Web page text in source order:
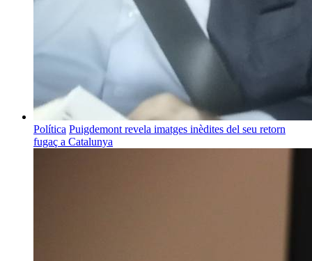
Política Puigdemont revela imatges inèdites del seu retorn
fugaç a Catalunya